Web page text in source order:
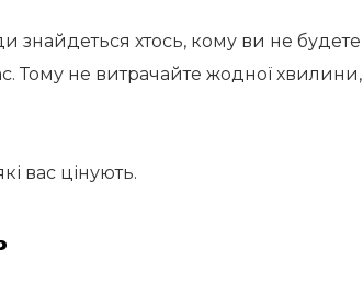
знайдеться хтось, кому ви не будете
Тому не витрачайте жодної хвилини,
вас цінують.